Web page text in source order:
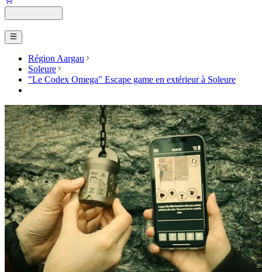
Région Aargau
Soleure
"Le Codex Omega" Escape game en extérieur à Soleure